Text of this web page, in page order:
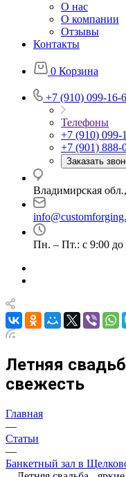
О нас
О компании
Отзывы
Контакты
0 Корзина
+7 (910) 099-16-
Телефоны
+7 (910) 099-
+7 (901) 888-
Заказать
Владимирская
Пн. – Пт.: с 9:00 до
Летняя
свежесть
Главная
—
Статьи
—
Банкетный зал в